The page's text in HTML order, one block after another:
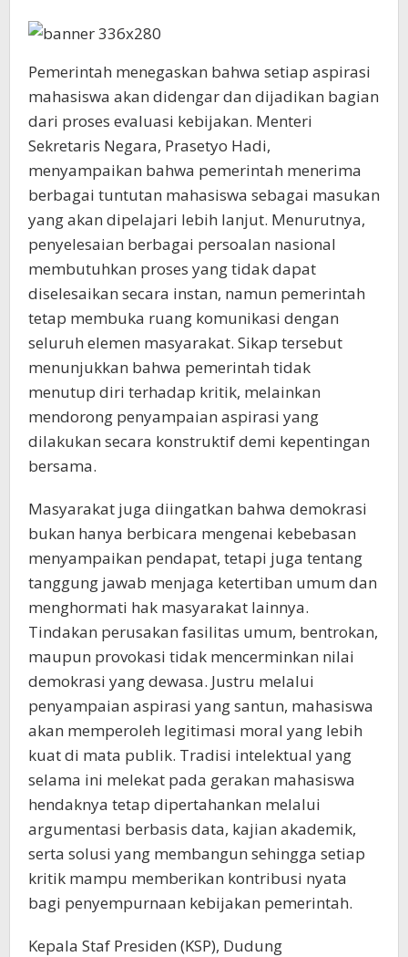
Pemerintah menegaskan bahwa setiap aspirasi
mahasiswa akan didengar dan dijadikan bagian
dari proses evaluasi kebijakan. Menteri
Sekretaris Negara, Prasetyo Hadi,
menyampaikan bahwa pemerintah menerima
berbagai tuntutan mahasiswa sebagai masukan
yang akan dipelajari lebih lanjut. Menurutnya,
penyelesaian berbagai persoalan nasional
membutuhkan proses yang tidak dapat
diselesaikan secara instan, namun pemerintah
tetap membuka ruang komunikasi dengan
seluruh elemen masyarakat. Sikap tersebut
menunjukkan bahwa pemerintah tidak
menutup diri terhadap kritik, melainkan
mendorong penyampaian aspirasi yang
dilakukan secara konstruktif demi kepentingan
bersama.
Masyarakat juga diingatkan bahwa demokrasi
bukan hanya berbicara mengenai kebebasan
menyampaikan pendapat, tetapi juga tentang
tanggung jawab menjaga ketertiban umum dan
menghormati hak masyarakat lainnya.
Tindakan perusakan fasilitas umum, bentrokan,
maupun provokasi tidak mencerminkan nilai
demokrasi yang dewasa. Justru melalui
penyampaian aspirasi yang santun, mahasiswa
akan memperoleh legitimasi moral yang lebih
kuat di mata publik. Tradisi intelektual yang
selama ini melekat pada gerakan mahasiswa
hendaknya tetap dipertahankan melalui
argumentasi berbasis data, kajian akademik,
serta solusi yang membangun sehingga setiap
kritik mampu memberikan kontribusi nyata
bagi penyempurnaan kebijakan pemerintah.
Kepala Staf Presiden (KSP), Dudung